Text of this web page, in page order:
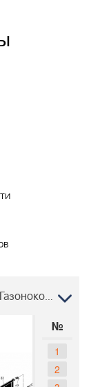
1 НОЖ, КОЛЕСА, АДАПТЕР, ТРОС Газонокосилка Partner P53-550CMW 96131001706, 2009-12 ДВИГАТЕЛЬ BRIGGS&STRATTON
№
1
2